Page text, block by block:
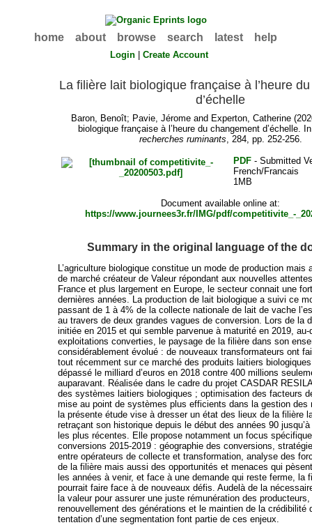
home about browse search latest help
Login |Create Account
La filière lait biologique française à l’heure
d’échelle
Baron, Benoît; Pavie, Jéromeand Experton, Catherine
biologique française à l’heure du changement d’échelle.
recherches ruminants, 284, pp. 252-256.
PDF - Submitted
French/Francais
1MB
Document available online at:
https://www.journees3r.fr/IMG/pdf/competitivite_-
Summary in the original language of the
L’agriculture biologique constitue un mode de production mais
de marché créateur de Valeur répondant aux nouvelles
France et plus largement en Europe, le secteur connait une
dernières années. La production de lait biologique a suivi ce
passant de 1 à 4% de la collecte nationale de lait de vache
au travers de deux grandes vagues de conversion. Lors de la
initiée en 2015 et qui semble parvenue à maturité en 2019,
exploitations converties, le paysage de la filière dans son
considérablement évolué : de nouveaux transformateurs ont
tout récemment sur ce marché des produits laitiers
dépassé le milliard d’euros en 2018 contre 400 millions
auparavant. Réalisée dans le cadre du projet CASDAR
des systèmes laitiers biologiques ; optimisation des facteurs
mise au point de systèmes plus efficients dans la gestion des
la présente étude vise à dresser un état des lieux de la filière
retraçant son historique depuis le début des années 90
les plus récentes. Elle propose notamment un focus
conversions 2015-2019 : géographie des conversions,
entre opérateurs de collecte et transformation, analyse des
de la filière mais aussi des opportunités et menaces qui
les années à venir, et face à une demande qui reste ferme, la
pourrait faire face à de nouveaux défis. Audelà de la
la valeur pour assurer une juste rémunération des
renouvellement des générations et le maintien de la crédibilité
tentation d’une segmentation font partie de ces enjeux.